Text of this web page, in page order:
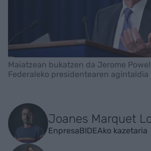
Maiatzean bukatzen da Jerome
Federaleko presidentearen agintaldia
Joanes Marquet
EnpresaBIDEAko kazetaria